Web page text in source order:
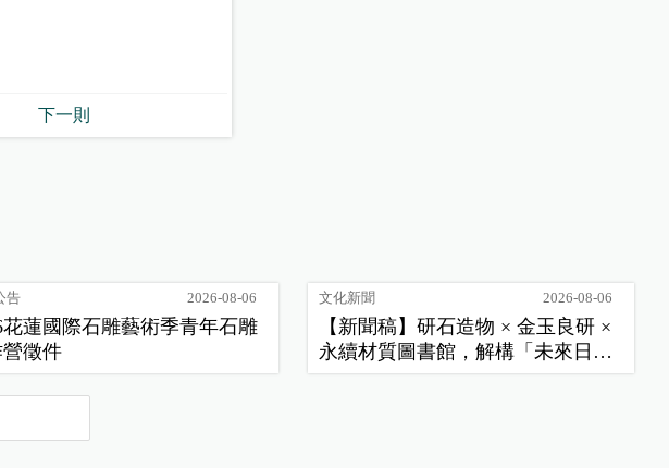
下一則
告 2026-08-06
花蓮國際石雕藝術季青年石雕
徵件
文化新聞 2026-08-06
【新聞稿】研石造物 × 金玉良研 ×
永續材質圖書館，解構「未來日
常」新樣貌